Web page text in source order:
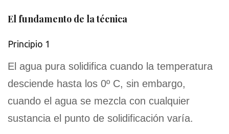
El fundamento de la técnica
Principio 1
El agua pura solidifica cuando la temperatura
desciende hasta los 0º C, sin embargo,
cuando el agua se mezcla con cualquier
sustancia el punto de solidificación varía.